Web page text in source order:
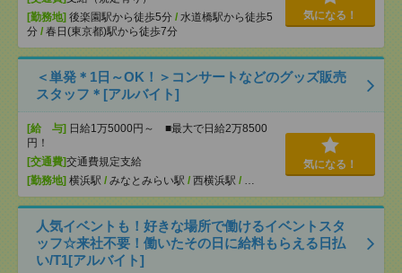
[勤務地] 後楽園駅から徒歩5分 / 水道橋駅から徒歩5
分 / 春日(東京都)駅から徒歩7分
気になる！
＜単発＊1日～OK！＞コンサートなどのグッズ販売
スタッフ＊[アルバイト]
[給 与] 日給1万5000円～ ■最大で日給2万8500
円！
[交通費]交通費規定支給
[勤務地] 横浜駅 / みなとみらい駅 / 西横浜駅 / …
気になる！
人気イベントも！好きな場所で働けるイベントスタ
ッフ☆来社不要！働いたその日に給料もらえる日払
い/T1[アルバイト]